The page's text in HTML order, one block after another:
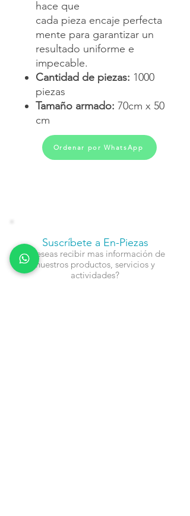
hace que
cada pieza encaje perfecta
mente para garantizar un
resultado uniforme e
impecable.
Cantidad de piezas: 1000
piezas
Tamaño armado: 70cm x 50
cm
Ordenar por WhatsApp
Suscríbete a En-Piezas
¿Deseas recibir mas información de
nuestros productos, servicios y
actividades?